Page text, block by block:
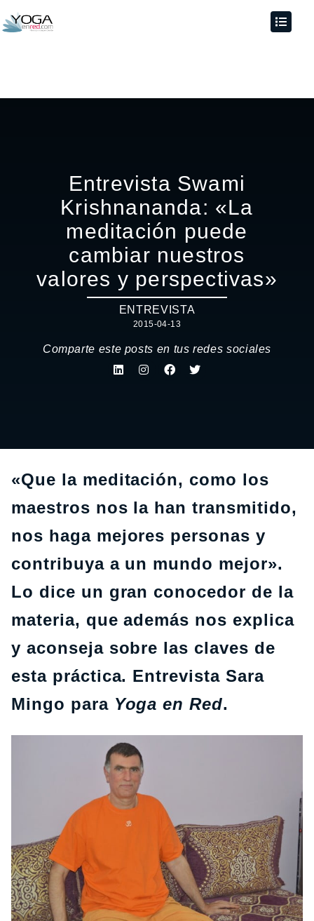
Entrevista Swami
Krishnananda: «La
meditación puede
cambiar nuestros
valores y perspectivas»
ENTREVISTA
2015-04-13
Comparte este posts en tus redes sociales
«Que la meditación, como los
maestros nos la han transmitido,
nos haga mejores personas y
contribuya a un mundo mejor».
Lo dice un gran conocedor de la
materia, que además nos explica
y aconseja sobre las claves de
esta práctica. Entrevista Sara
Mingo para Yoga en Red.